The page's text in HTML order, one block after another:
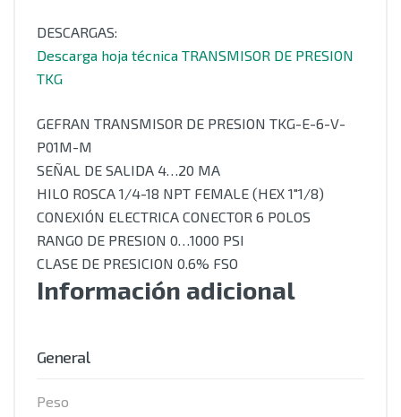
DESCARGAS:
Descarga hoja técnica TRANSMISOR DE PRESION
TKG
GEFRAN TRANSMISOR DE PRESION TKG-E-6-V-
P01M-M
SEÑAL DE SALIDA 4…20 MA
HILO ROSCA 1/4-18 NPT FEMALE (HEX 1″1/8)
CONEXIÓN ELECTRICA CONECTOR 6 POLOS
RANGO DE PRESION 0…1000 PSI
CLASE DE PRESICION 0.6% FSO
Información adicional
General
Peso